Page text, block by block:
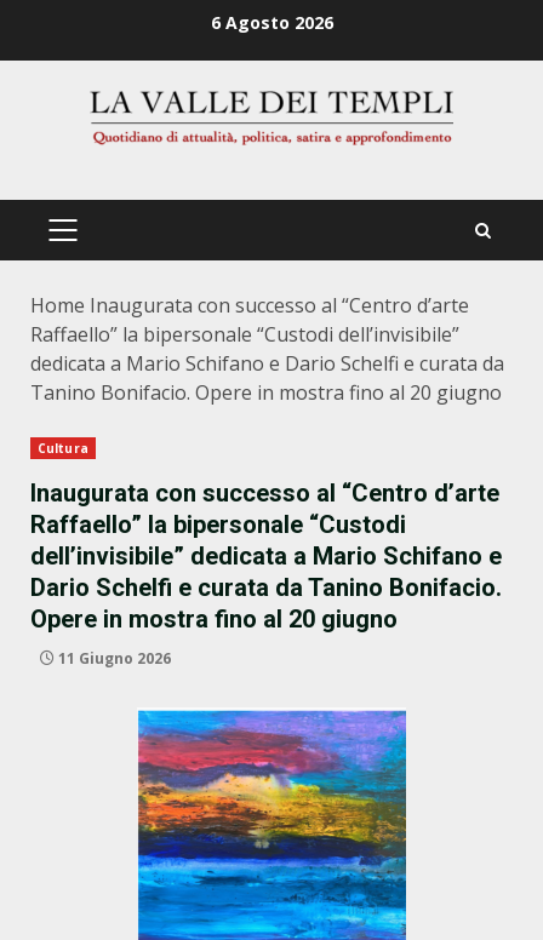
6 Agosto 2026
PRIMÄRES
Home Inaugurata con successo al “Centro d’arte
Raffaello” la bipersonale “Custodi dell’invisibile”
dedicata a Mario Schifano e Dario Schelfi e curata da
Tanino Bonifacio. Opere in mostra fino al 20 giugno
Cultura
Inaugurata con successo al “Centro d’arte
Raffaello” la bipersonale “Custodi
dell’invisibile” dedicata a Mario Schifano e
Dario Schelfi e curata da Tanino Bonifacio.
Opere in mostra fino al 20 giugno
11 Giugno 2026